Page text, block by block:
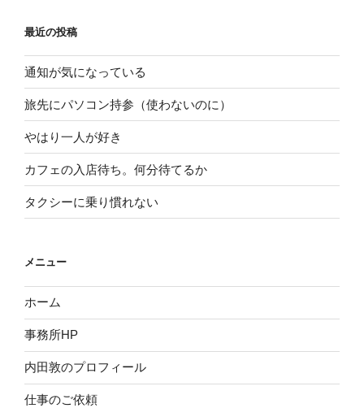
最近の投稿
通知が気になっている
旅先にパソコン持参（使わないのに）
やはり一人が好き
カフェの入店待ち。何分待てるか
タクシーに乗り慣れない
メニュー
ホーム
事務所HP
内田敦のプロフィール
仕事のご依頼